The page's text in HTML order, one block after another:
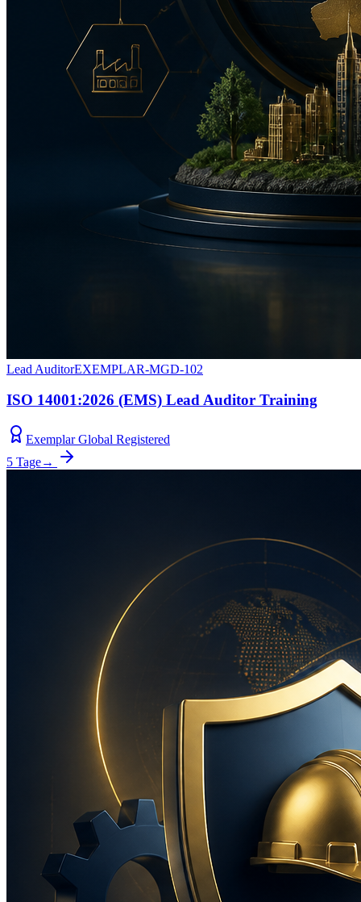
Lead AuditorEXEMPLAR-MGD-102
ISO 14001:2026 (EMS) Lead Auditor Training
Exemplar Global Registered
5 Tage→